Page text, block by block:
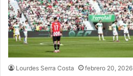
Lourdes Serra Costa febrero 20, 2026